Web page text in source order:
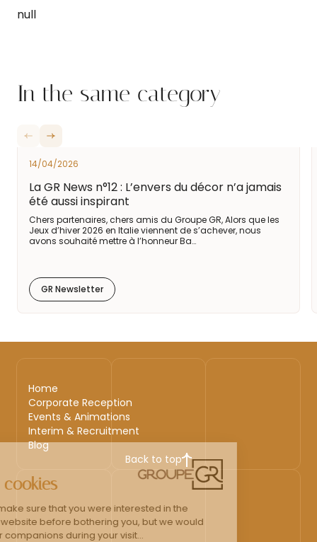
null
In the same category
14/04/2026
La GR News n°12 : L’envers du décor n’a jamais
été aussi inspirant
Chers partenaires, chers amis du Groupe GR, Alors que les
Jeux d’hiver 2026 en Italie viennent de s’achever, nous
avons souhaité mettre à l’honneur Ba…
GR Newsletter
Home
Corporate Reception
Events & Animations
Interim & Recruitment
Blog
Back to top